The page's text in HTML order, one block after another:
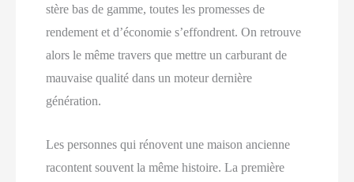
stère bas de gamme, toutes les promesses de
rendement et d’économie s’effondrent. On retrouve
alors le même travers que mettre un carburant de
mauvaise qualité dans un moteur dernière
génération.
Les personnes qui rénovent une maison ancienne
racontent souvent la même histoire. La première